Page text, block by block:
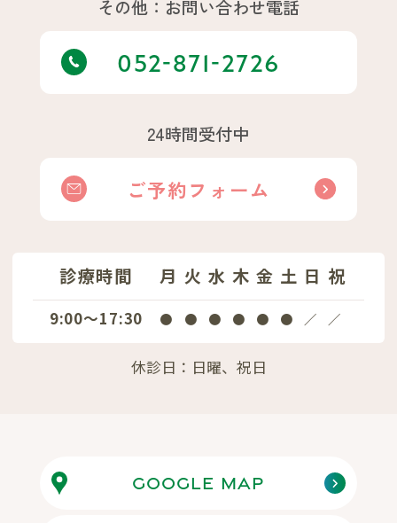
その他：お問い合わせ電話
052-871-2726
24時間受付中
ご予約フォーム
診療時間 月 火 水 木 金 土 日 祝
9:00～17:30 ● ● ● ● ● ● ／ ／
休診日：日曜、祝日
Google map